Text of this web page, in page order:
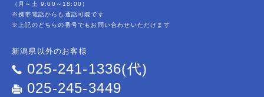
（月～土 9:00～18:00）
※携帯電話からも通話可能です
※上記のどちらの番号でもお問い合わせいただけます
新潟県以外のお客様
025-241-1336(代)
025-245-3449